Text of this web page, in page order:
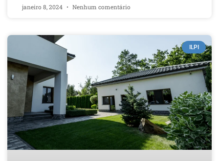
janeiro 8, 2024 Nenhum comentário
ILPI